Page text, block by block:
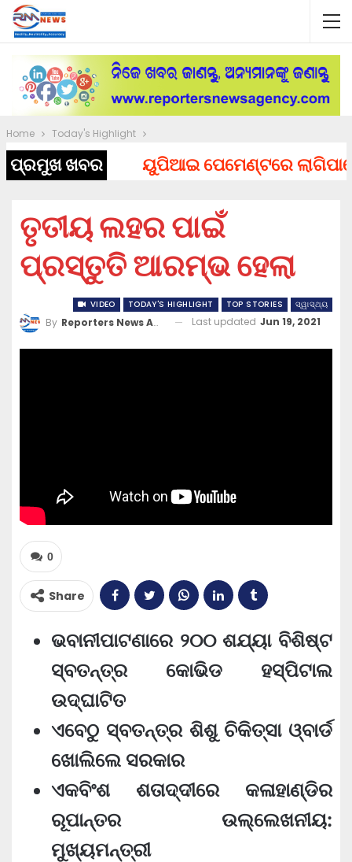
Home Today's Highlight
ପ୍ରମୁଖ ଖବର ୟୁପିଆଇ ପେମେଣ୍ଟରେ ଲାଗିପାରେ
ତୃତୀୟ ଲହର ପାଇଁ
ପ୍ରସ୍ତୁତି ଆରମ୍ଭ ହେଲା
VIDEO TODAY'S HIGHLIGHT TOP STORIES ସ୍ୱାସ୍ଥ୍ୟ
By Reporters News Agency Last updated Jun 19, 2021
0
Share
ଭବାନୀପାଟଣାରେ ୨୦୦ ଶଯ୍ୟା ବିଶିଷ୍ଟ
ସ୍ବତନ୍ତ୍ର କୋଭିଡ ହସ୍‌ପିଟାଲ
ଉଦ୍‌ଘାଟିତ
ଏବେଠୁ ସ୍ବତନ୍ତ୍ର ଶିଶୁ ଚିକିତ୍ସା ଓ୍ବାର୍ଡ
ଖୋଲିଲେ ସରକାର
ଏକବିଂଶ ଶତାଦ୍ଦୀରେ କଳାହାଣ୍ଡିର
ରୂପାନ୍ତର ଉଲ୍ଲେଖନୀୟ:
ମୁଖ୍ୟମନ୍ତ୍ରୀ